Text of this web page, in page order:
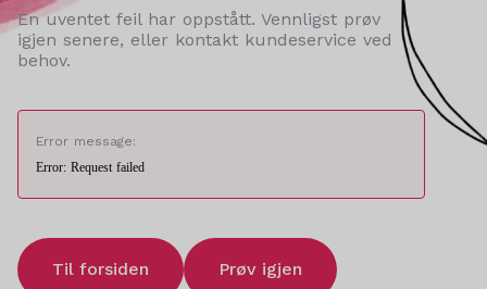
En uventet feil har oppstått. Vennligst prøv
igjen senere, eller kontakt kundeservice ved
behov.
Error message:
Error: Request failed
Til forsiden Prøv igjen